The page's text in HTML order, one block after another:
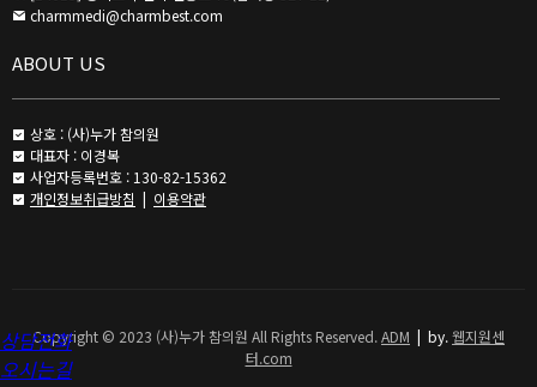
charmmedi@charmbest.com
ABOUT US
상호 : (사)누가 참의원
대표자 : 이경복
사업자등록번호 : 130-82-15362
개인정보취급방침 | 이용약관
Copyright © 2023 (사)누가 참의원 All Rights Reserved.ADM | by.웹지원센
터.com
상담전화
오시는길